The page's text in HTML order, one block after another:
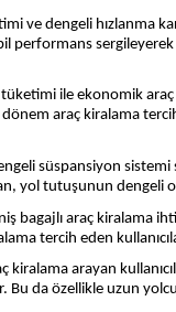
ve dengeli
ile ekonomik araç
araç kiralama
süspansiyon
yol tutuşunun dengeli
bagajlı araç kiralama
tercih eden
arayan
Bu da özellikle uzun